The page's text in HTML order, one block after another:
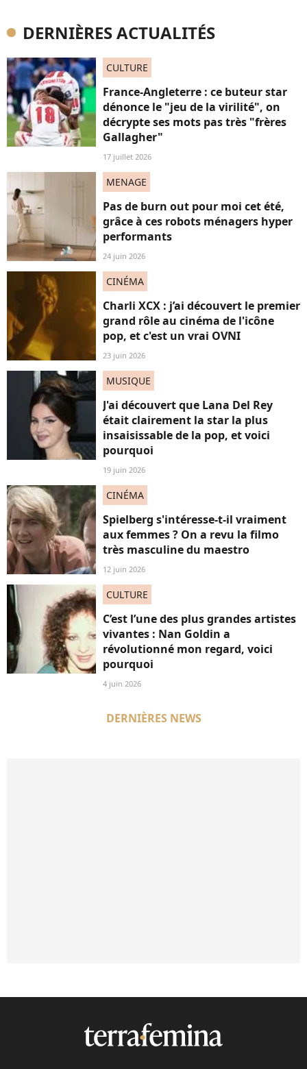
DERNIÈRES ACTUALITÉS
CULTURE
France-Angleterre : ce buteur star
dénonce le "jeu de la virilité", on
décrypte ses mots pas très "frères
Gallagher"
17 juillet 2026
MENAGE
Pas de burn out pour moi cet été,
grâce à ces robots ménagers hyper
performants
24 juin 2026
CINÉMA
Charli XCX : j’ai découvert le premier
grand rôle au cinéma de l'icône
pop, et c'est un vrai OVNI
23 juin 2026
MUSIQUE
J'ai découvert que Lana Del Rey
était clairement la star la plus
insaisissable de la pop, et voici
pourquoi
19 juin 2026
CINÉMA
Spielberg s'intéresse-t-il vraiment
aux femmes ? On a revu la filmo
très masculine du maestro
12 juin 2026
CULTURE
C’est l’une des plus grandes artistes
vivantes : Nan Goldin a
révolutionné mon regard, voici
pourquoi
4 juin 2026
DERNIÈRES NEWS